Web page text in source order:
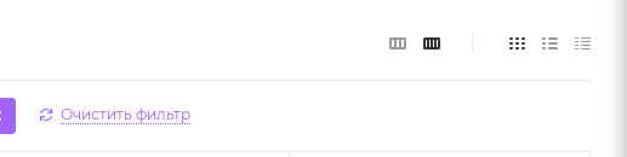
Очистить фильтр